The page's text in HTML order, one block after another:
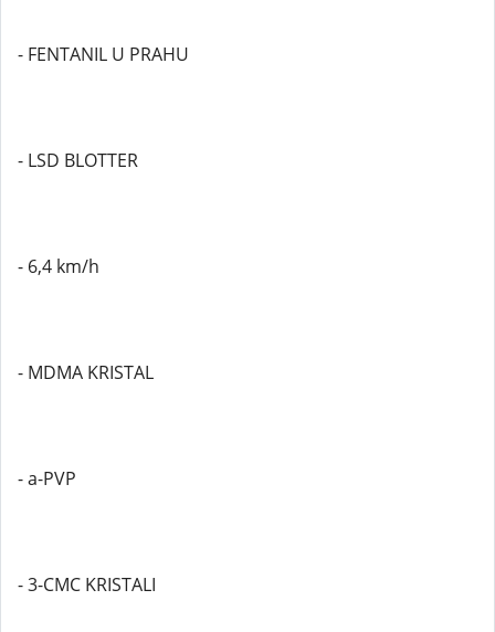
- FENTANIL U PRAHU
- LSD BLOTTER
- 6,4 km/h
- MDMA KRISTAL
- a-PVP
- 3-CMC KRISTALI